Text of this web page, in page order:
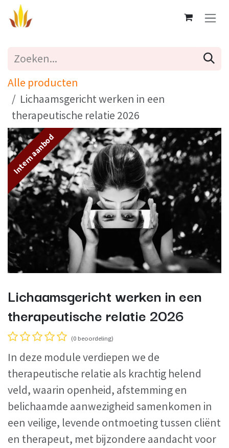
Overslaan naar inhoud
Alle producten
Lichaamsgericht werken in een
therapeutische relatie 2026
Intern aanbod
Lichaamsgericht werken in een
therapeutische relatie 2026
(0 beoordeling)
In deze module verdiepen we de
therapeutische relatie als krachtig helend
veld, waarin openheid, afstemming en
belichaamde aanwezigheid samenkomen in
een veilige, levende ontmoeting tussen cliënt
en therapeut, met bijzondere aandacht voor